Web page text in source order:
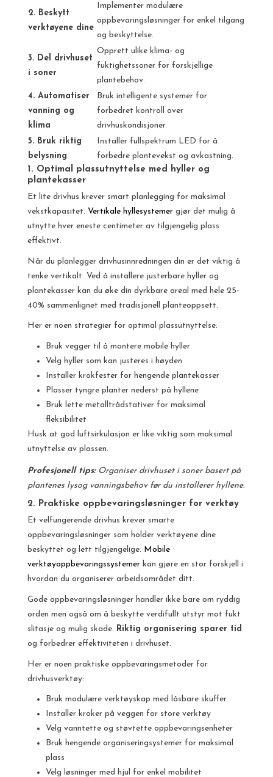
2. Beskytt
verktøyene dine
Implementer modulære
oppbevaringsløsninger for enkel tilgang
og beskyttelse.
3. Del drivhuset
i soner
Opprett ulike klima- og
fuktighetssoner for forskjellige
plantebehov.
4. Automatiser
vanning og
klima
Bruk intelligente systemer for
forbedret kontroll over
drivhuskondisjoner.
5. Bruk riktig
belysning
Installer fullspektrum LED for å
forbedre plantevekst og avkastning.
1. Optimal plassutnyttelse med hyller og
plantekasser
Et lite drivhus krever smart planlegging for maksimal
vekstkapasitet. Vertikale hyllesystemer gjør det mulig å
utnytte hver eneste centimeter av tilgjengelig plass
effektivt.
Når du planlegger drivhusinnredningen din er det viktig å
tenke vertikalt. Ved å installere justerbare hyller og
plantekasser kan du øke din dyrkbare areal med hele 25-
40% sammenlignet med tradisjonell planteoppsett.
Her er noen strategier for optimal plassutnyttelse:
Bruk vegger til å montere mobile hyller
Velg hyller som kan justeres i høyden
Installer krokfester for hengende plantekasser
Plasser tyngre planter nederst på hyllene
Bruk lette metalltrådstativer for maksimal
fleksibilitet
Husk at god luftsirkulasjon er like viktig som maksimal
utnyttelse av plassen.
Profesjonell tips: Organiser drivhuset i soner basert på
plantenes lysog vanningsbehov før du installerer hyllene.
2. Praktiske oppbevaringsløsninger for verktøy
Et velfungerende drivhus krever smarte
oppbevaringsløsninger som holder verktøyene dine
beskyttet og lett tilgjengelige. Mobile
verktøyoppbevaringssystemer kan gjøre en stor forskjell i
hvordan du organiserer arbeidsområdet ditt.
Gode oppbevaringsløsninger handler ikke bare om ryddig
orden men også om å beskytte verdifullt utstyr mot fukt
slitasje og mulig skade. Riktig organisering sparer tid
og forbedrer effektiviteten i drivhuset.
Her er noen praktiske oppbevaringsmetoder for
drivhusverktøy:
Bruk modulære verktøyskap med låsbare skuffer
Installer kroker på veggen for store verktøy
Velg vanntette og støvtette oppbevaringsenheter
Bruk hengende organiseringsystemer for maksimal
plass
Velg løsninger med hjul for enkel mobilitet